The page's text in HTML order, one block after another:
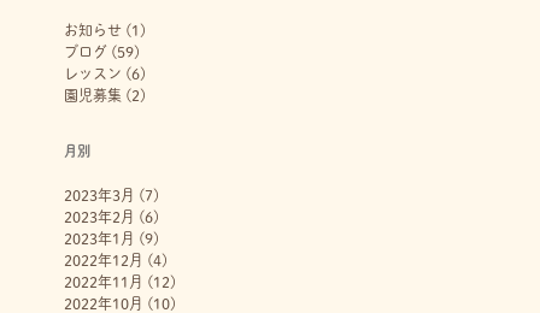
お知らせ(1)
ブログ (59)
レッスン (6)
園児募集 (2)
月別
2023年3月 (7)
2023年2月 (6)
2023年1月 (9)
2022年12月 (4)
2022年11月 (12)
2022年10月 (10)